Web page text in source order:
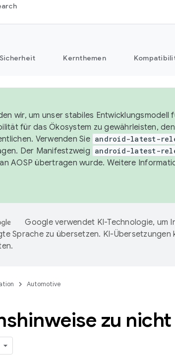
Sicherheit Kernthemen
wir, um unser stabiles
für das Ökosystem zu gewährleisten,
Verwenden Sie android-latest-
Der Manifestzweig android-latest-
AOSP übertragen wurde. Weitere
Google verwendet KI-Technologie, um
Sprache zu übersetzen. KI-Übersetzungen
Automotive
zu